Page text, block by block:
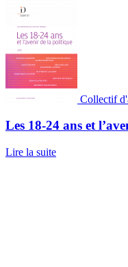
Collectif
Les 18-24 ans et
Lire la suite